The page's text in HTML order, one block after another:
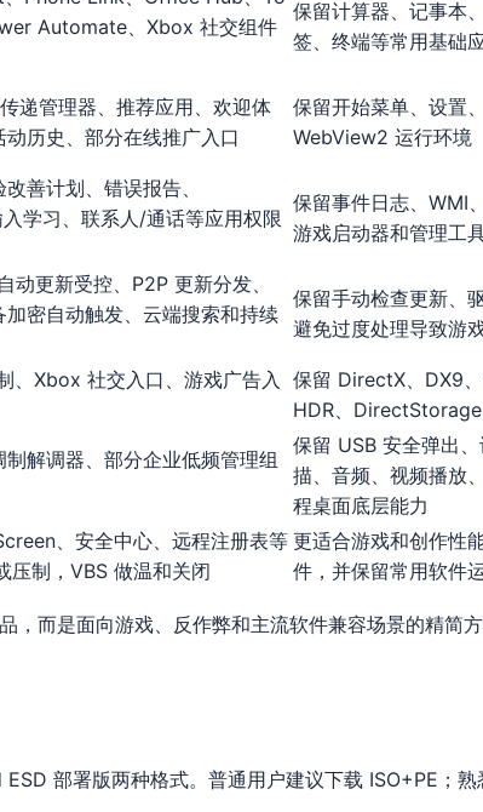
Automate、Xbox 社交组件
保留计算器、记事本
签、终端等常用基础
递管理器、推荐应用、欢迎体
历史、部分在线推广入口
保留开始菜单、设置
WebView2 运行环境
善计划、错误报告、
学习、联系人/通话等应用权限
保留事件日志、WMI
游戏启动器和管理工
更新受控、P2P 更新分发、
密自动触发、云端搜索和持续
保留手动检查更新、
避免过度处理导致游
、Xbox 社交入口、游戏广告入 保留 DirectX、DX9
HDR、
解调器、部分企业低频管理组
保留 USB 安全弹出
描、音频、视频播放
程桌面底层能力
、安全中心、远程注册表等
压制，VBS 做温和关闭
更适合游戏和创作性
件，并保留常用软件
，而是面向游戏、反作弊和主流软件兼容场景的精简
部署版两种格式。普通用户建议下载 ISO+PE；